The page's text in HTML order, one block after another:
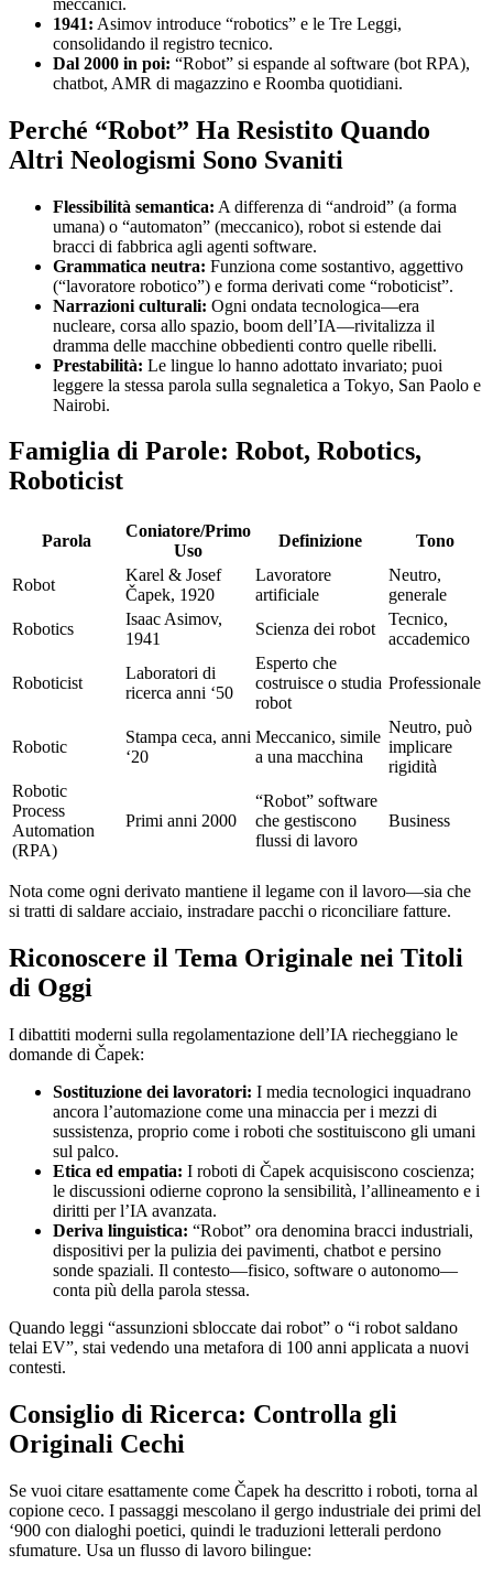
1941: Asimov introduce “robotics” e le Tre Leggi,
consolidando il registro tecnico.
Dal 2000 in poi: “Robot” si espande al software (bot RPA),
chatbot, AMR di magazzino e Roomba quotidiani.
Perché “Robot” Ha Resistito Quando
Altri Neologismi Sono Svaniti
Flessibilità semantica: A differenza di “android” (a forma
umana) o “automaton” (meccanico), robot si estende dai
bracci di fabbrica agli agenti software.
Grammatica neutra: Funziona come sostantivo, aggettivo
(“lavoratore robotico”) e forma derivati come “roboticist”.
Narrazioni culturali: Ogni ondata tecnologica—era
nucleare, corsa allo spazio, boom dell’IA—rivitalizza il
dramma delle macchine obbedienti contro quelle ribelli.
Prestabilità: Le lingue lo hanno adottato invariato; puoi
leggere la stessa parola sulla segnaletica a Tokyo, San Paolo e
Nairobi.
Famiglia di Parole: Robot, Robotics,
Roboticist
Parola
Coniatore/Primo
Uso
Definizione Tono
Robot
Karel & Josef
Čapek, 1920
Lavoratore
artificiale
Neutro,
generale
Robotics
Isaac Asimov,
1941
Scienza dei robot
Tecnico,
accademico
Roboticist
Laboratori di
ricerca anni ‘50
Esperto che
costruisce o studia
robot
Professionale
Robotic
Stampa ceca, anni
‘20
Meccanico, simile
a una macchina
Neutro, può
implicare
rigidità
Robotic
Process
Automation
(RPA)
Primi anni 2000
“Robot” software
che gestiscono
flussi di lavoro
Business
Nota come ogni derivato mantiene il legame con il lavoro—sia che
si tratti di saldare acciaio, instradare pacchi o riconciliare fatture.
Riconoscere il Tema Originale nei Titoli
di Oggi
I dibattiti moderni sulla regolamentazione dell’IA riecheggiano le
domande di Čapek:
Sostituzione dei lavoratori: I media tecnologici inquadrano
ancora l’automazione come una minaccia per i mezzi di
sussistenza, proprio come i roboti che sostituiscono gli umani
sul palco.
Etica ed empatia: I roboti di Čapek acquisiscono coscienza;
le discussioni odierne coprono la sensibilità, l’allineamento e i
diritti per l’IA avanzata.
Deriva linguistica: “Robot” ora denomina bracci industriali,
dispositivi per la pulizia dei pavimenti, chatbot e persino
sonde spaziali. Il contesto—fisico, software o autonomo—
conta più della parola stessa.
Quando leggi “assunzioni sbloccate dai robot” o “i robot saldano
telai EV”, stai vedendo una metafora di 100 anni applicata a nuovi
contesti.
Consiglio di Ricerca: Controlla gli
Originali Cechi
Se vuoi citare esattamente come Čapek ha descritto i roboti, torna al
copione ceco. I passaggi mescolano il gergo industriale dei primi del
‘900 con dialoghi poetici, quindi le traduzioni letterali perdono
sfumature. Usa un flusso di lavoro bilingue: